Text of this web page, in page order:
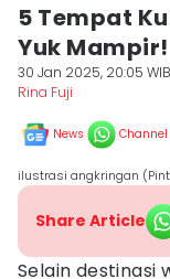
5 Tempat
Yuk Mampir!
30 Jan 2025, 20:05 WIB
Rina Fuji
News Channel
ilustrasi angkringan
Share Article
Selain destinasi